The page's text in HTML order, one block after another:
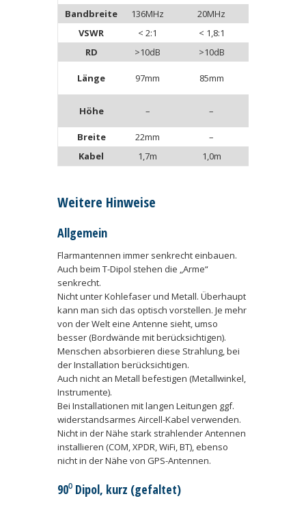
Bandbreite
136MHz 20MHz
VSWR
< 2:1 < 1,8:1
RD
>10dB >10dB
Länge 97mm 85mm
Höhe – –
Breite 22mm –
Kabel
1,7m 1,0m
Weitere Hinweise
Allgemein
Flarmantennen immer senkrecht einbauen.
Auch beim T-Dipol stehen die „Arme“
senkrecht.
Nicht unter Kohlefaser und Metall. Überhaupt
kann man sich das optisch vorstellen. Je mehr
von der Welt eine Antenne sieht, umso
besser (Bordwände mit berücksichtigen).
Menschen absorbieren diese Strahlung, bei
der Installation berücksichtigen.
Auch nicht an Metall befestigen (Metallwinkel,
Instrumente).
Bei Installationen mit langen Leitungen ggf.
widerstandsarmes Aircell-Kabel verwenden.
Nicht in der Nähe stark strahlender Antennen
installieren (COM, XPDR, WiFi, BT), ebenso
nicht in der Nähe von GPS-Antennen.
90⁰ Dipol, kurz (gefaltet)